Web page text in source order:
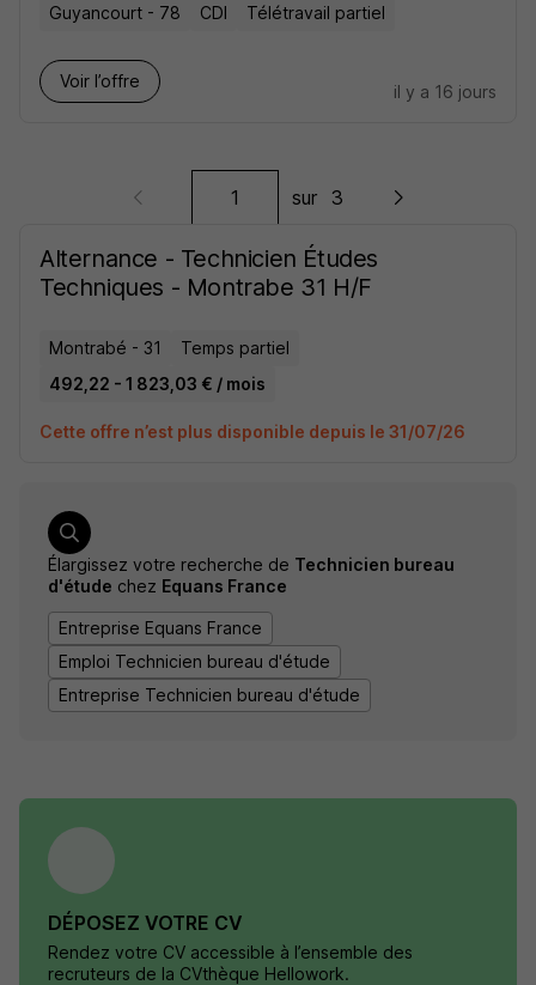
Guyancourt - 78 CDI Télétravail partiel
Voir l’offre
il y a 16 jours
sur 3
Alternance - Technicien Études
Techniques - Montrabe 31 H/F
Montrabé - 31
Temps partiel
492,22 - 1 823,03 € / mois
Cette offre n’est plus disponible depuis le 31/07/26
Élargissez votre recherche de Technicien bureau
d'étude chez Equans France
Entreprise Equans France
Emploi Technicien bureau d'étude
Entreprise Technicien bureau d'étude
DÉPOSEZ VOTRE CV
Rendez votre CV accessible à l’ensemble des
recruteurs de la CVthèque Hellowork.